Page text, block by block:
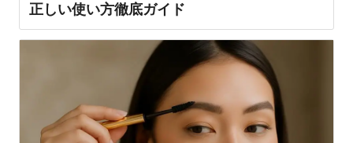
正しい使い方徹底ガイド